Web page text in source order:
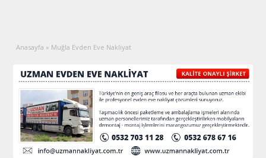
Anasayfa » Muğla Evden Eve Nakliyat